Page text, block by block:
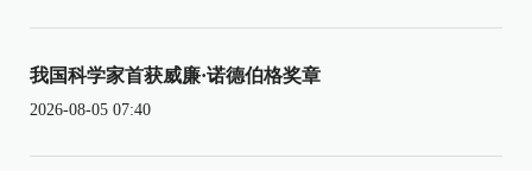
我国科学家首获威廉·诺德伯格奖章
2026-08-05 07:40